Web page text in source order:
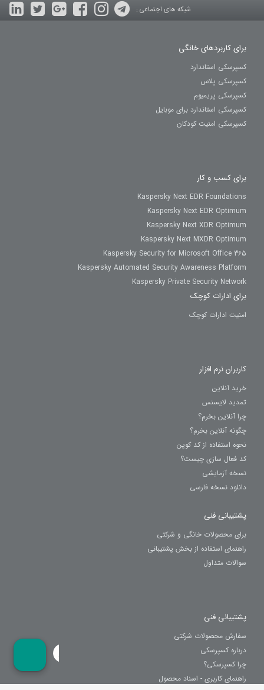
شبکه های اجتماعی :
برای کاربردهای خانگی
کسپرسکی استاندارد
کسپرسکی پلاس
کسپرسکی پریمیوم
کسپرسکی استاندارد برای موبایل
کسپرسکی امنیت کودکان
برای کسب و کار
Kaspersky Next EDR Foundations
Kaspersky Next EDR Optimum
Kaspersky Next XDR Optimum
Kaspersky Next MXDR Optimum
Kaspersky Security for Microsoft Office 365
Kaspersky Automated Security Awareness Platform
Kaspersky Private Security Network
برای ادارات کوچک
امنیت ادارات کوچک
کاربران نرم افزار
خرید آنلاین
تمدید لایسنس
چرا آنلاین بخرم؟
چگونه آنلاین بخرم؟
نحوه استفاده از کد کوپن
کد فعال سازی چیست؟
نسخه آزمایشی
دانلود نسخه فارسی
پشتیبانی فنی
برای محصولات خانگی و شرکتی
راهنمای استفاده از بخش پشتیبانی
سوالات متداول
پشتیبانی فنی
سفارش محصولات شرکتی
درباره کسپرسکی
چرا کسپرسکی؟
راهنمای کاربری - اسناد محصول